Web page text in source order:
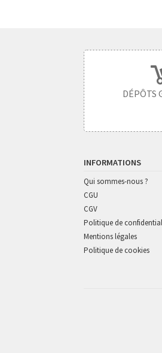
DÉPÔTS
INFORMATIONS
Qui sommes-nous ?
CGU
CGV
Politique de
Mentions légales
Politique de cookies